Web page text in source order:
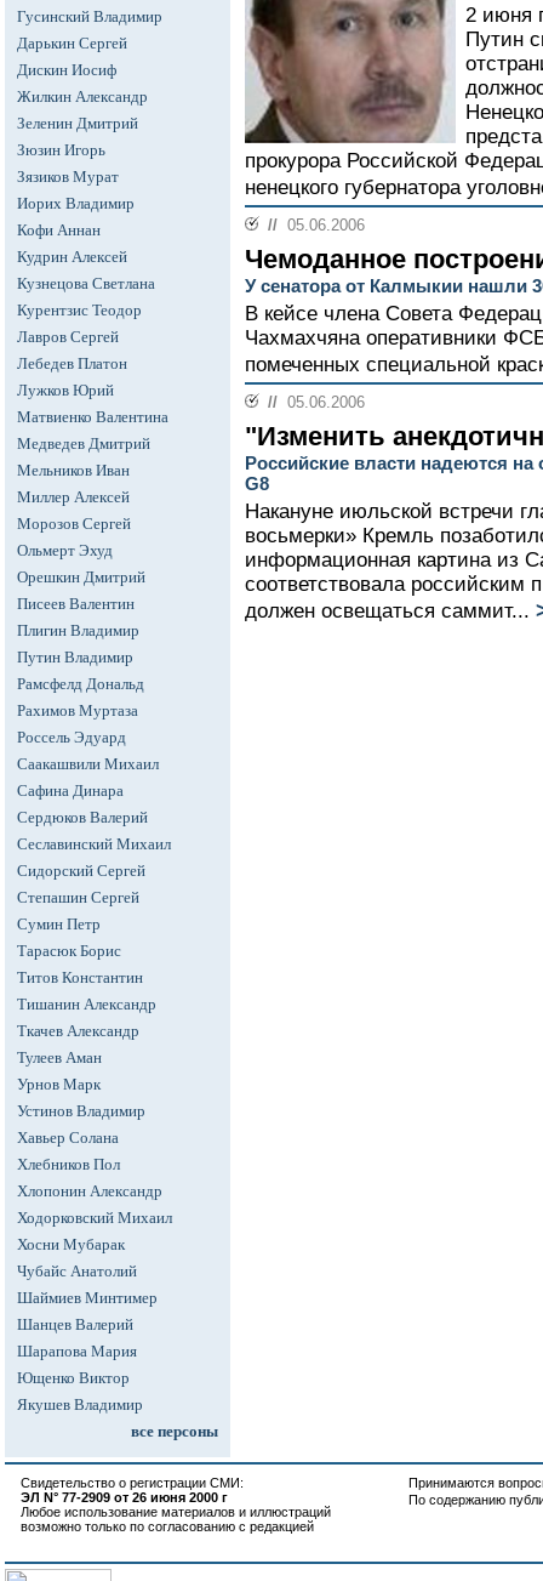
Гусинский Владимир
Дарькин Сергей
Дискин Иосиф
Жилкин Александр
Зеленин Дмитрий
Зюзин Игорь
Зязиков Мурат
Иорих Владимир
Кофи Аннан
Кудрин Алексей
Кузнецова Светлана
Курентзис Теодор
Лавров Сергей
Лебедев Платон
Лужков Юрий
Матвиенко Валентина
Медведев Дмитрий
Мельников Иван
Миллер Алексей
Морозов Сергей
Ольмерт Эхуд
Орешкин Дмитрий
Писеев Валентин
Плигин Владимир
Путин Владимир
Рамсфелд Дональд
Рахимов Муртаза
Россель Эдуард
Саакашвили Михаил
Сафина Динара
Сердюков Валерий
Сеславинский Михаил
Сидорский Сергей
Степашин Сергей
Сумин Петр
Тарасюк Борис
Титов Константин
Тишанин Александр
Ткачев Александр
Тулеев Аман
Урнов Марк
Устинов Владимир
Хавьер Солана
Хлебников Пол
Хлопонин Александр
Ходорковский Михаил
Хосни Мубарак
Чубайс Анатолий
Шаймиев Минтимер
Шанцев Валерий
Шарапова Мария
Ющенко Виктор
Якушев Владимир
все персоны
2 июня
Путин
прокурора Российской
ненецкого губернатора
// 05.06.2006
Чемоданное
У сенатора от Калмыкии нашли
В кейсе члена Совета
Чахмахчяна оперативники
помеченных специальной
// 05.06.2006
"Изменить
Российские власти надеются
G8
Накануне июльской встречи
восьмерки» Кремль
информационная картина из
соответствовала российским
должен освещаться саммит...
Свидетельство о регистрации СМИ:
ЭЛ N° 77-2909 от 26 июня 2000 г
Любое использование материалов и иллюстраций
возможно только по согласованию с редакцией
Принимаются
По содержанию